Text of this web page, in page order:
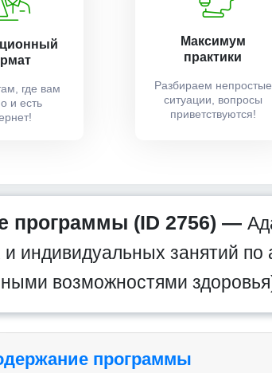
где вам
и есть
Максимум
практики
Разбираем непростые
ситуации, вопросы
приветствуются!
программы (ID 2756) —
и индивидуальных занятий
возможностями
программы